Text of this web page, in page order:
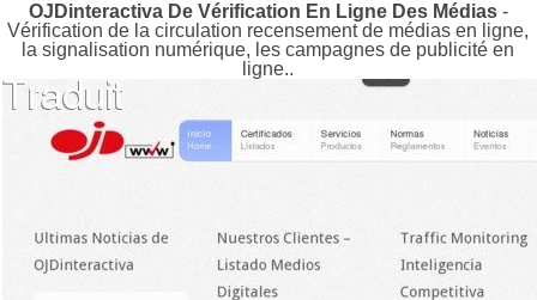
OJDinteractiva De Vérification En Ligne Des Médias-
Vérification de la circulation recensement de médias en ligne,
la signalisation numérique, les campagnes de publicité en
ligne..